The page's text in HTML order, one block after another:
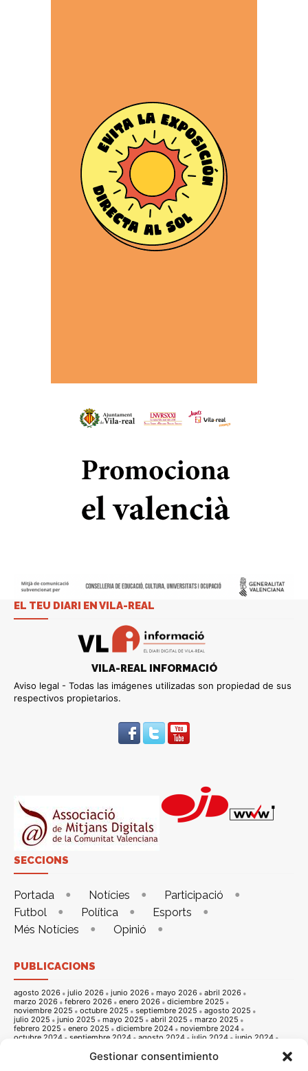
Gestionar consentimiento
EL TEU DIARI EN VILA-REAL
VILA-REAL INFORMACIÓ
Aviso legal - Todas las imágenes utilizadas son propiedad de sus
respectivos propietarios.
SECCIONS
Portada Notícies
Participació
Futbol
Política
Esports
Més Notícies
Opinió
PUBLICACIONS
agosto 2026 julio 2026 junio 2026 mayo 2026
abril 2026
marzo 2026
febrero 2026 enero 2026
diciembre 2025
noviembre 2025
octubre 2025 septiembre 2025
agosto 2025
julio 2025
junio 2025 mayo 2025 abril 2025
marzo 2025
febrero 2025
enero 2025 diciembre 2024
noviembre 2024
octubre 2024
septiembre 2024 agosto 2024 julio 2024
junio 2024
noviembre 2023 octubre 2023
septiembre 2023